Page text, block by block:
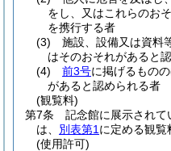
をし、又はこれらのお
を携行する者
(3)
施設、設備又は資料
はそのおそれがあると
(4)
前3号に掲げるもの
があると認められる者
(観覧料)
第7条
記念館に展示され
は、 別表第1 に定める観覧
(使用許可)